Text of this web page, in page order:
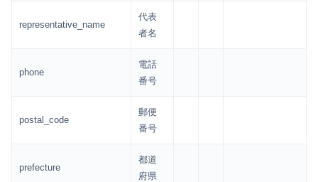
representative_name
代表
者名
phone
電話
番号
postal_code
郵便
番号
prefecture
都道
府県